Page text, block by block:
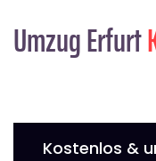
Umzug Erfurt
Kostenlos &